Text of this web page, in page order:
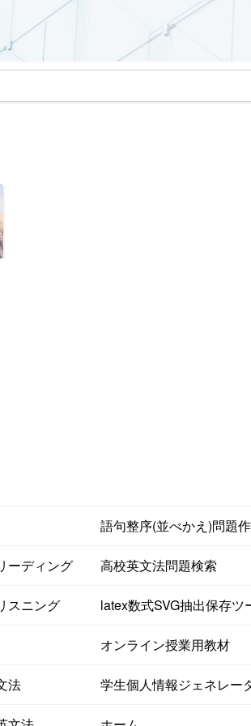
ーディング
スニング
法
語句整序(並べかえ)問題
高校英文法問題検索
latex数式SVG抽出保存ツ
オンライン授業用教材
学生個人情報ジェネレー